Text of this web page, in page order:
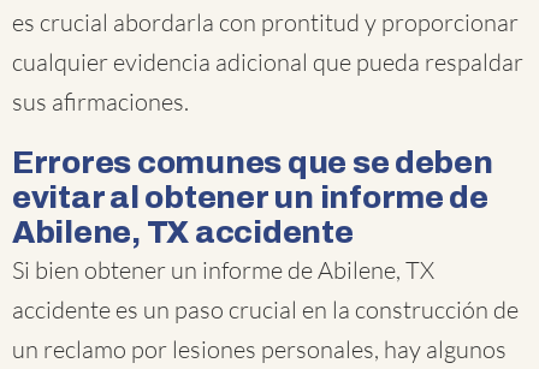
es crucial abordarla con prontitud y proporcionar
cualquier evidencia adicional que pueda respaldar
sus afirmaciones.
Errores comunes que se deben
evitar al obtener un informe de
Abilene, TX accidente
Si bien obtener un informe de Abilene, TX
accidente es un paso crucial en la construcción de
un reclamo por lesiones personales, hay algunos